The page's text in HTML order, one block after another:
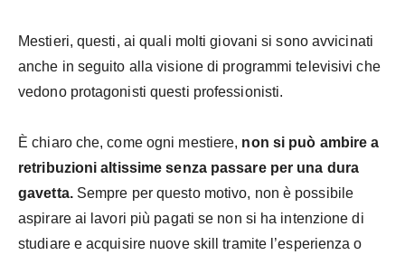
Mestieri, questi, ai quali molti giovani si sono avvicinati
anche in seguito alla visione di programmi televisivi che
vedono protagonisti questi professionisti.
È chiaro che, come ogni mestiere, non si può ambire a
retribuzioni altissime senza passare per una dura
gavetta.Sempre per questo motivo, non è possibile
aspirare ai lavori più pagati se non si ha intenzione di
studiare e acquisire nuove skill tramite l’esperienza o